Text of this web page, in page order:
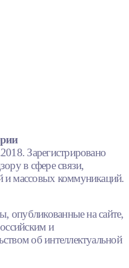
Зарегистрировано
в сфере связи,
массовых коммуникаций.
опубликованные на сайте,
и
об интеллектуальной